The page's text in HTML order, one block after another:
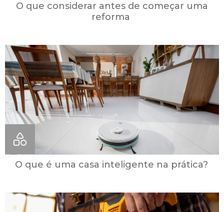
O que considerar antes de começar uma
reforma
O que é uma casa inteligente na prática?